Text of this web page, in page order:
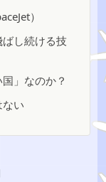
）
し続ける技
」なのか？
い